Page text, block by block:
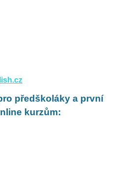
předškoláky a první
kurzům: